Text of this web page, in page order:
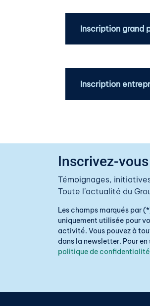
Inscription grand
Inscription
Inscrivez-
Témoignages,
Toute l’actualité du
Les champs marqués par
uniquement utilisée pour
activité. Vous pouvez à
dans la newsletter. Pour
politique de confidentialité